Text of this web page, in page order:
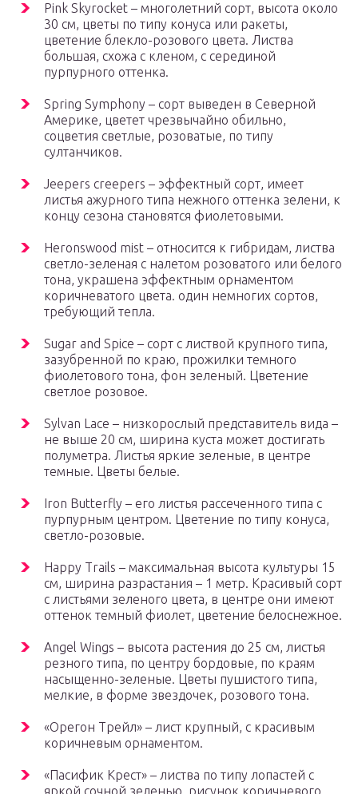
Pink Skyrocket – многолетний сорт, высота около
30 см, цветы по типу конуса или ракеты,
цветение блекло-розового цвета. Листва
большая, схожа с кленом, с серединой
пурпурного оттенка.
Spring Symphony – сорт выведен в Северной
Америке, цветет чрезвычайно обильно,
соцветия светлые, розоватые, по типу
султанчиков.
Jeepers creepers – эффектный сорт, имеет
листья ажурного типа нежного оттенка зелени, к
концу сезона становятся фиолетовыми.
Heronswood mist – относится к гибридам, листва
светло-зеленая с налетом розоватого или белого
тона, украшена эффектным орнаментом
коричневатого цвета. один немногих сортов,
требующий тепла.
Sugar and Spice – сорт с листвой крупного типа,
зазубренной по краю, прожилки темного
фиолетового тона, фон зеленый. Цветение
светлое розовое.
Sylvan Lace – низкорослый представитель вида –
не выше 20 см, ширина куста может достигать
полуметра. Листья яркие зеленые, в центре
темные. Цветы белые.
Iron Butterfly – его листья рассеченного типа с
пурпурным центром. Цветение по типу конуса,
светло-розовые.
Happy Trails – максимальная высота культуры 15
см, ширина разрастания – 1 метр. Красивый сорт
с листьями зеленого цвета, в центре они имеют
оттенок темный фиолет, цветение белоснежное.
Angel Wings – высота растения до 25 см, листья
резного типа, по центру бордовые, по краям
насыщенно-зеленые. Цветы пушистого типа,
мелкие, в форме звездочек, розового тона.
«Орегон Трейл» – лист крупный, с красивым
коричневым орнаментом.
«Пасифик Крест» – листва по типу лопастей с
яркой сочной зеленью, рисунок коричневого